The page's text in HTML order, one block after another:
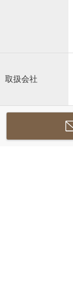
取扱会社